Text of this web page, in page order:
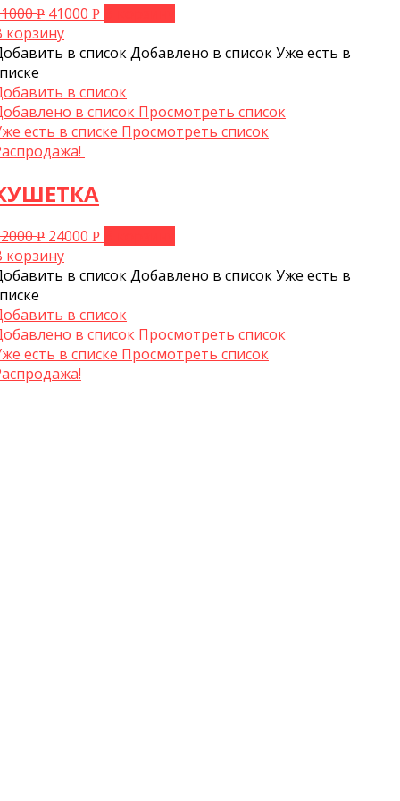
Р 41000Р
корзину
в списокДобавлено в списокУже есть в
в список
в список Просмотреть список
есть в списке Просмотреть список
Р 24000Р
корзину
в списокДобавлено в списокУже есть в
в список
в список Просмотреть список
есть в списке Просмотреть список